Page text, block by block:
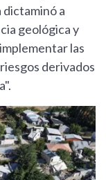
a
geológica y
las
derivados